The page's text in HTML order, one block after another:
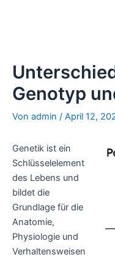
Genotyp
Von admin / April 12,
Genetik ist ein
Schlüsselelement
des Lebens und
bildet die
Grundlage für die
Anatomie,
Physiologie und
Verhaltensweisen